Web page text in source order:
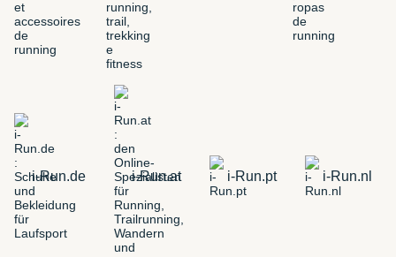
i-Run.de i-Run.at i-Run.pt i-Run.nl